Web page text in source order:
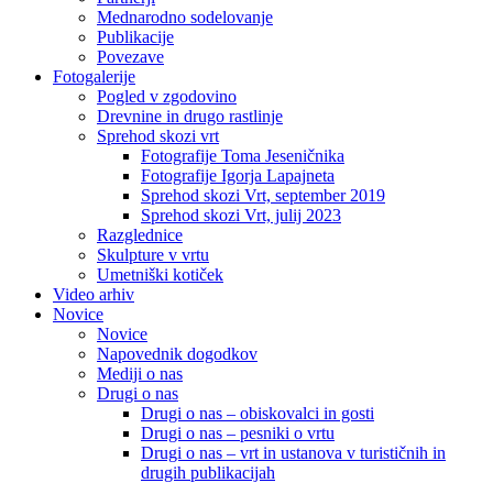
Mednarodno sodelovanje
Publikacije
Povezave
Fotogalerije
Pogled v zgodovino
Drevnine in drugo rastlinje
Sprehod skozi vrt
Fotografije Toma Jeseničnika
Fotografije Igorja Lapajneta
Sprehod skozi Vrt, september 2019
Sprehod skozi Vrt, julij 2023
Razglednice
Skulpture v vrtu
Umetniški kotiček
Video arhiv
Novice
Novice
Napovednik dogodkov
Mediji o nas
Drugi o nas
Drugi o nas – obiskovalci in gosti
Drugi o nas – pesniki o vrtu
Drugi o nas – vrt in ustanova v turističnih in
drugih publikacijah